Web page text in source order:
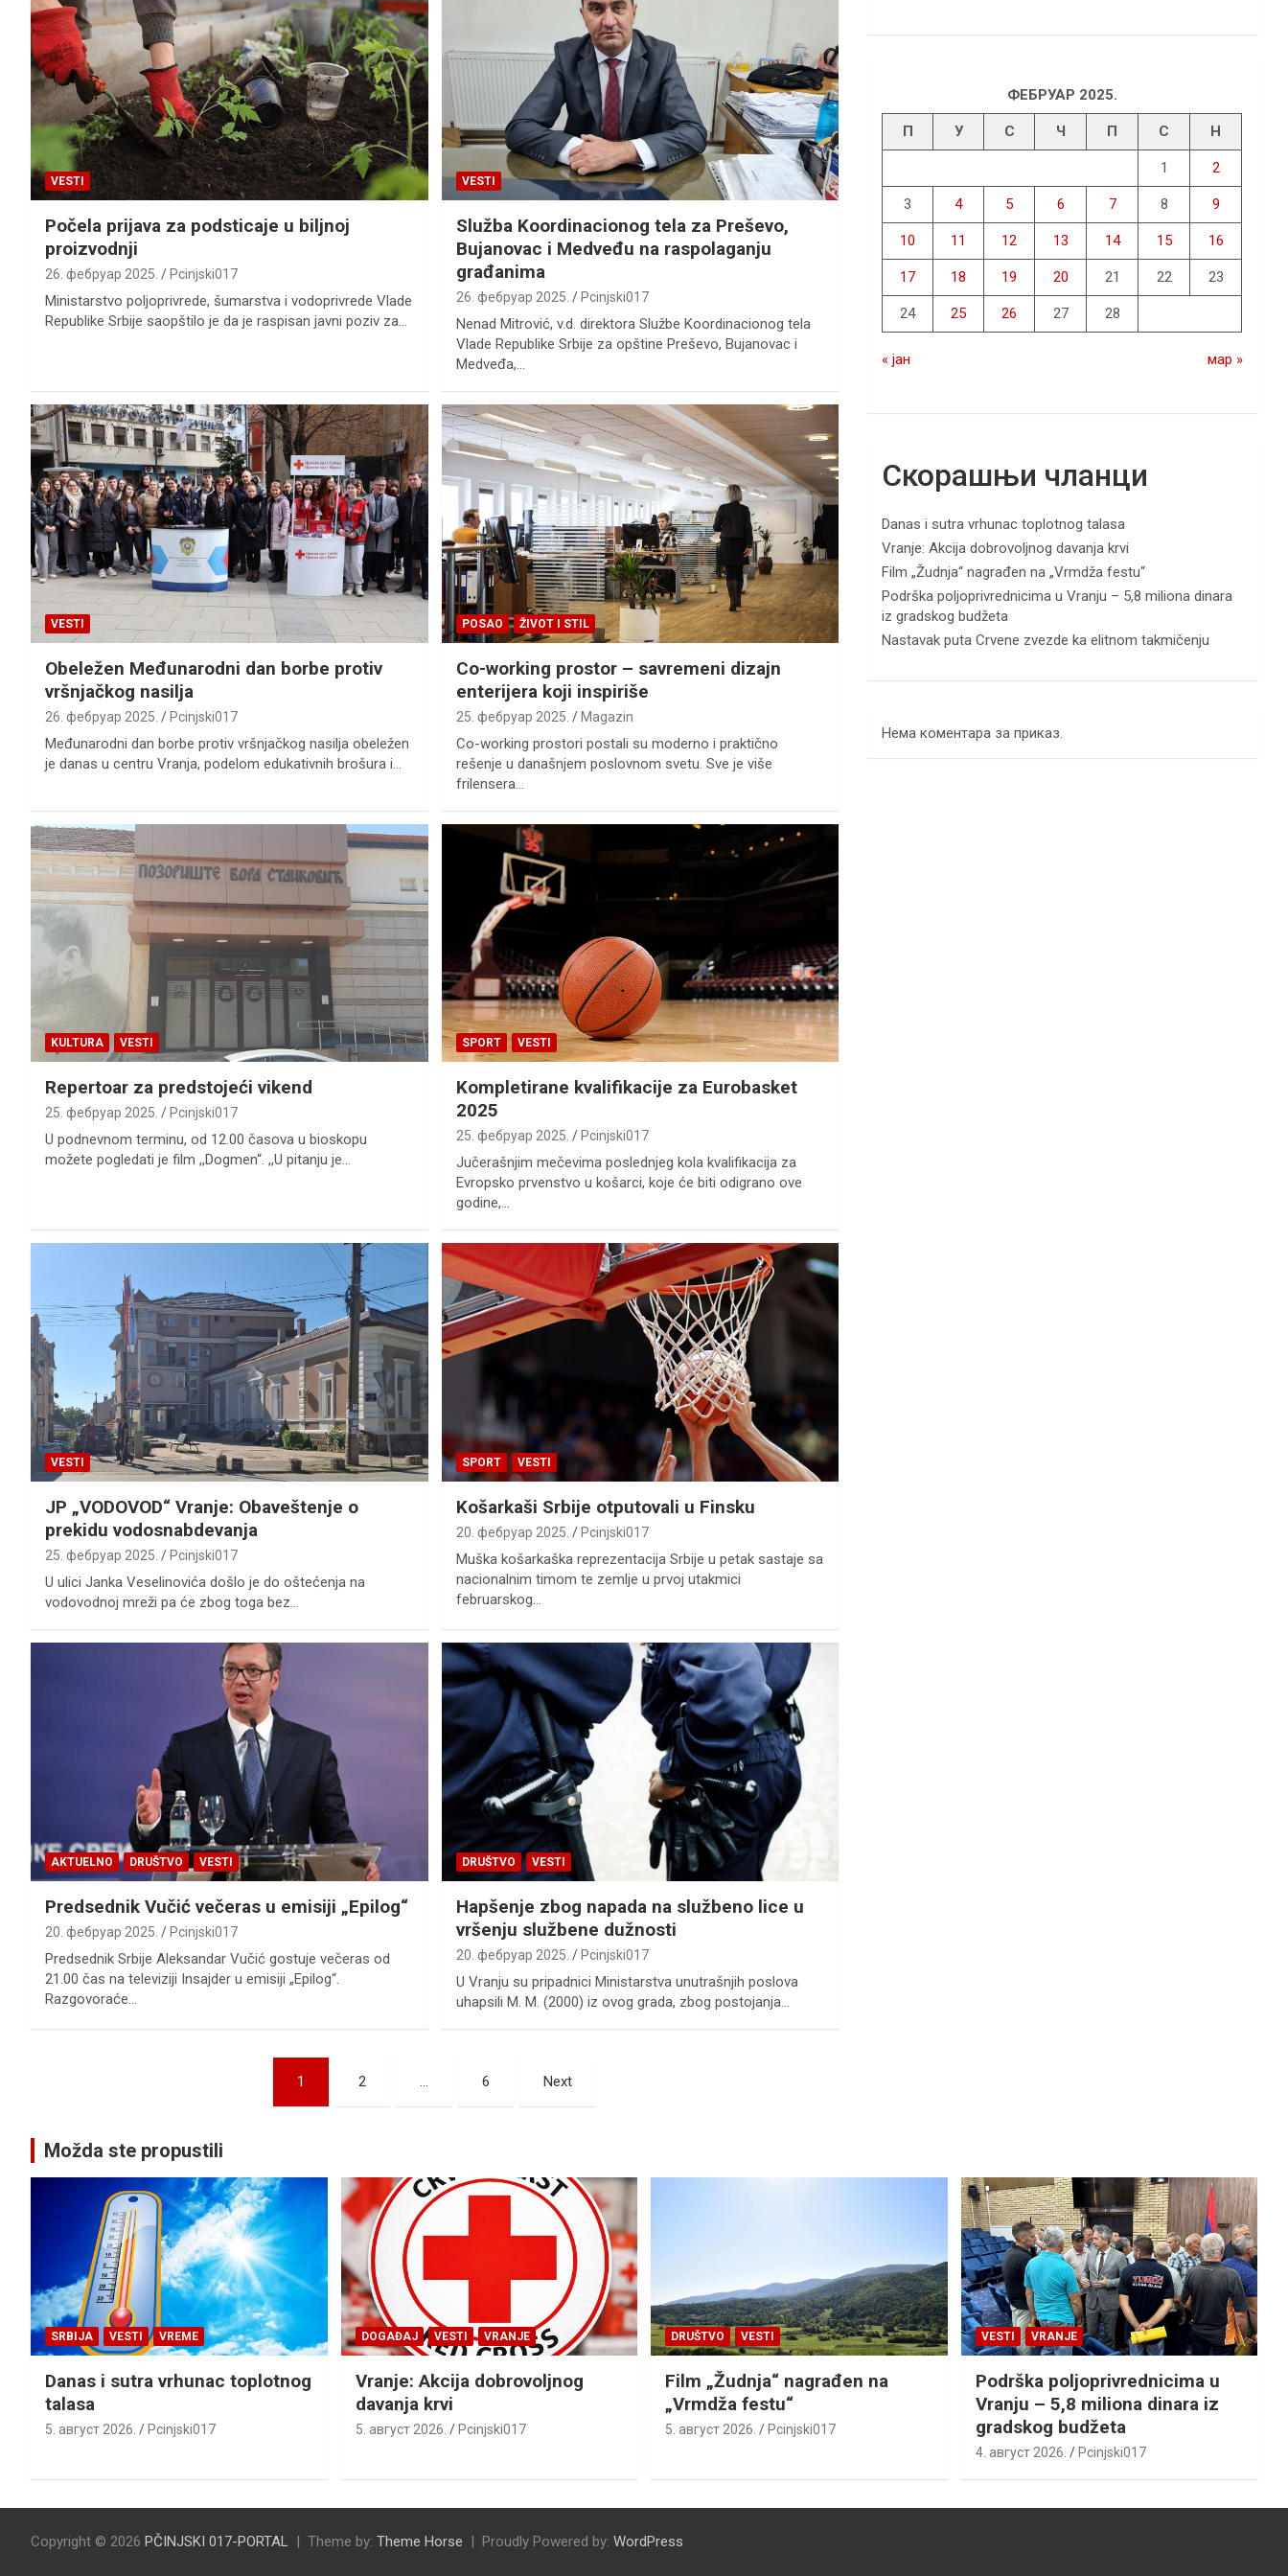
VESTI
Počela prijava za podsticaje u biljnoj
proizvodnji
26. фебруар 2025. Pcinjski017
Ministarstvo poljoprivrede, šumarstva i vodoprivrede Vlade
Republike Srbije saopštilo je da je raspisan javni poziv za…
VESTI
Služba Koordinacionog tela za Preševo,
Bujanovac i Medveđu na raspolaganju
građanima
26. фебруар 2025. Pcinjski017
Nenad Mitrović, v.d. direktora Službe Koordinacionog tela
Vlade Republike Srbije za opštine Preševo, Bujanovac i
Medveđa,…
VESTI
Obeležen Međunarodni dan borbe protiv
vršnjačkog nasilja
26. фебруар 2025. Pcinjski017
Međunarodni dan borbe protiv vršnjačkog nasilja obeležen
je danas u centru Vranja, podelom edukativnih brošura i…
POSAO ŽIVOT I STIL
Co-working prostor – savremeni dizajn
enterijera koji inspiriše
25. фебруар 2025. Magazin
Co-working prostori postali su moderno i praktično
rešenje u današnjem poslovnom svetu. Sve je više
frilensera…
KULTURA VESTI
Repertoar za predstojeći vikend
25. фебруар 2025. Pcinjski017
U podnevnom terminu, od 12.00 časova u bioskopu
možete pogledati je film ,,Dogmen“. ,,U pitanju je…
SPORT VESTI
Kompletirane kvalifikacije za Eurobasket
2025
25. фебруар 2025. Pcinjski017
Jučerašnjim mečevima poslednjeg kola kvalifikacija za
Evropsko prvenstvo u košarci, koje će biti odigrano ove
godine,…
VESTI
JP „VODOVOD“ Vranje: Obaveštenje o
prekidu vodosnabdevanja
25. фебруар 2025. Pcinjski017
U ulici Janka Veselinovića došlo je do oštećenja na
vodovodnoj mreži pa će zbog toga bez…
SPORT VESTI
Košarkaši Srbije otputovali u Finsku
20. фебруар 2025. Pcinjski017
Muška košarkaška reprezentacija Srbije u petak sastaje sa
nacionalnim timom te zemlje u prvoj utakmici
februarskog…
AKTUELNO DRUŠTVO VESTI
Predsednik Vučić večeras u emisiji „Epilog“
20. фебруар 2025. Pcinjski017
Predsednik Srbije Aleksandar Vučić gostuje večeras od
21.00 čas na televiziji Insajder u emisiji „Epilog“.
Razgovoraće…
DRUŠTVO VESTI
Hapšenje zbog napada na službeno lice u
vršenju službene dužnosti
20. фебруар 2025. Pcinjski017
U Vranju su pripadnici Ministarstva unutrašnjih poslova
uhapsili M. M. (2000) iz ovog grada, zbog postojanja…
1 2 … 6 Next
ФЕБРУАР 2025.
П У С Ч П С Н
1 2
3 4 5 6 7 8 9
10 11 12 13 14 15 16
17 18 19 20 21 22 23
24 25 26 27 28
« јан мар »
Скорашњи чланци
Danas i sutra vrhunac toplotnog talasa
Vranje: Akcija dobrovoljnog davanja krvi
Film „Žudnja“ nagrađen na „Vrmdža festu“
Podrška poljoprivrednicima u Vranju – 5,8 miliona dinara
iz gradskog budžeta
Nastavak puta Crvene zvezde ka elitnom takmičenju
Нема коментара за приказ.
Možda ste propustili
SRBIJA VESTI VREME
Danas i sutra vrhunac toplotnog
talasa
5. август 2026. Pcinjski017
DOGAĐAJ VESTI VRANJE
Vranje: Akcija dobrovoljnog
davanja krvi
5. август 2026. Pcinjski017
DRUŠTVO VESTI
Film „Žudnja“ nagrađen na
„Vrmdža festu“
5. август 2026. Pcinjski017
VESTI VRANJE
Podrška poljoprivrednicima u
Vranju – 5,8 miliona dinara iz
gradskog budžeta
4. август 2026. Pcinjski017
Copyright © 2026 PČINJSKI 017-PORTAL Theme by: Theme Horse Proudly Powered by: WordPress